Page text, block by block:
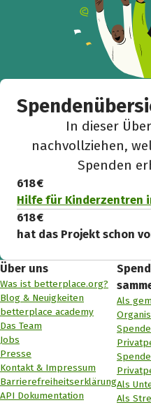
In dieser
nachvollziehen,
Spenden
618 €
Hilfe für Kinderzentren
618 €
hat das Projekt schon
Über uns
Was ist betterplace.org?
Blog & Neuigkeiten
betterplace academy
Das Team
Jobs
Presse
Kontakt & Impressum
Barrierefreiheitserklärung
API Dokumentation
Als
Als
Als